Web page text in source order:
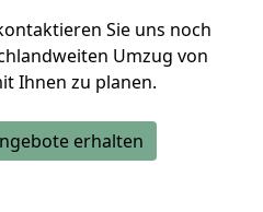
Sie uns noch
Umzug von
Ihnen zu planen.
erhalten